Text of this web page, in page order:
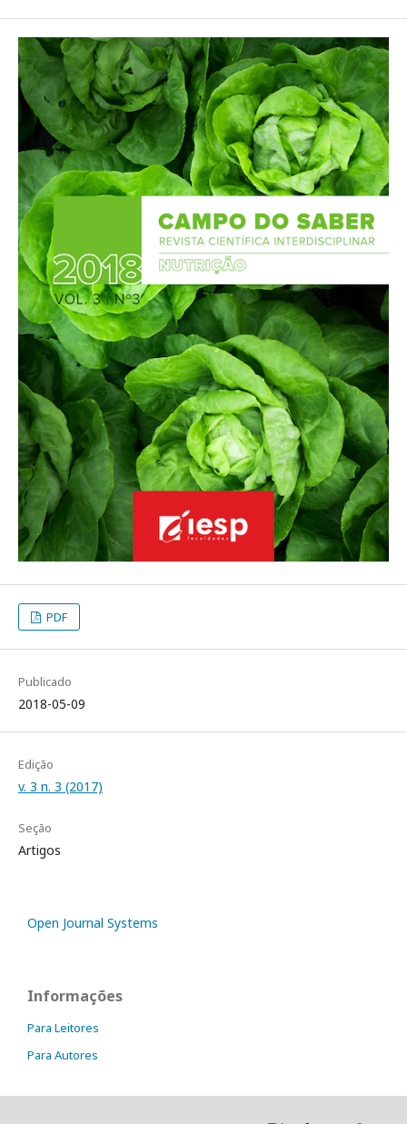
PDF
Publicado
2018-05-09
Edição
v. 3 n. 3 (2017)
Seção
Artigos
Open Journal Systems
Informações
Para Leitores
Para Autores